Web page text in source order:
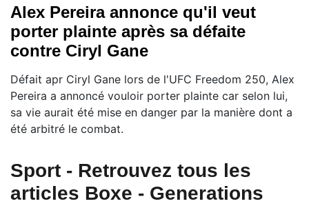
Alex Pereira annonce qu'il veut
porter plainte après sa défaite
contre Ciryl Gane
Défait apr Ciryl Gane lors de l'UFC Freedom 250, Alex
Pereira a annoncé vouloir porter plainte car selon lui,
sa vie aurait été mise en danger par la manière dont a
été arbitré le combat.
Sport - Retrouvez tous les
articles Boxe - Generations